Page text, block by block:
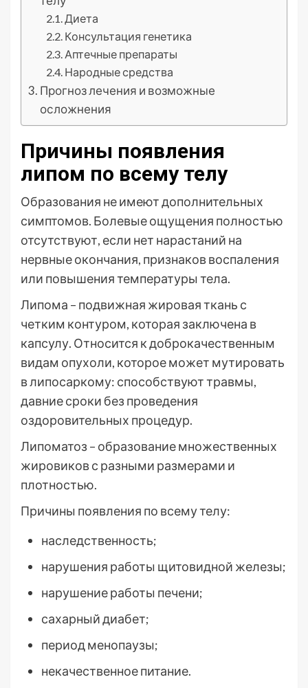
Диета
Консультация генетика
Аптечные препараты
Народные средства
Прогноз лечения и возможные
осложнения
Причины появления
липом по всему телу
Образования не имеют дополнительных
симптомов. Болевые ощущения полностью
отсутствуют, если нет нарастаний на
нервные окончания, признаков воспаления
или повышения температуры тела.
Липома – подвижная жировая ткань с
четким контуром, которая заключена в
капсулу. Относится к доброкачественным
видам опухоли, которое может мутировать
в липосаркому: способствуют травмы,
давние сроки без проведения
оздоровительных процедур.
Липоматоз – образование множественных
жировиков с разными размерами и
плотностью.
Причины появления по всему телу:
наследственность;
нарушения работы щитовидной железы;
нарушение работы печени;
сахарный диабет;
период менопаузы;
некачественное питание.